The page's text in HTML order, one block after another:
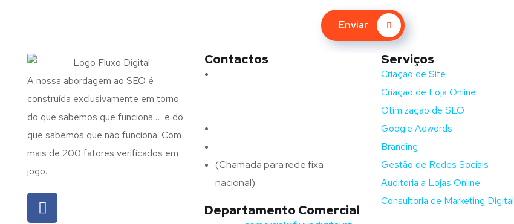
Enviar
A nossa abordagem ao SEO é
construída exclusivamente em torno
do que sabemos que funciona … e do
que sabemos que não funciona. Com
mais de 200 fatores verificados em
jogo.
Contactos
(Chamada para rede fixa
nacional)
Departamento Comercial
Serviços
Criação de Site
Criação de Loja Online
Otimização de SEO
Google Adwords
Branding
Gestão de Redes Sociais
Auditoria a Lojas Online
Consultoria de Marketing Digital